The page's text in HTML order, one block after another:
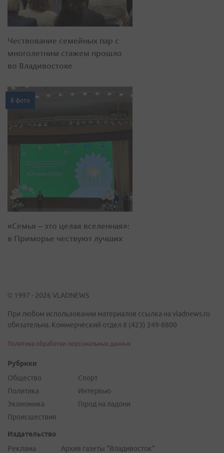
Чествование семейных пар с
многолетним стажем прошло
во Владивостоке
8 фото
«Семья – это целая вселенная»:
в Приморье чествуют лучших
© 1997 - 2026 VLADNEWS
При любом использовании материалов ссылка на vladnews.ru
обязательна. Коммерческий отдел 8 (423) 249-8800
Политика обработки персональных данных
Рубрики
Общество
Политика
Экономика
Происшествия
Спорт
Интервью
Город на ладони
Издательство
Реклама
Архив газеты "Владивосток"